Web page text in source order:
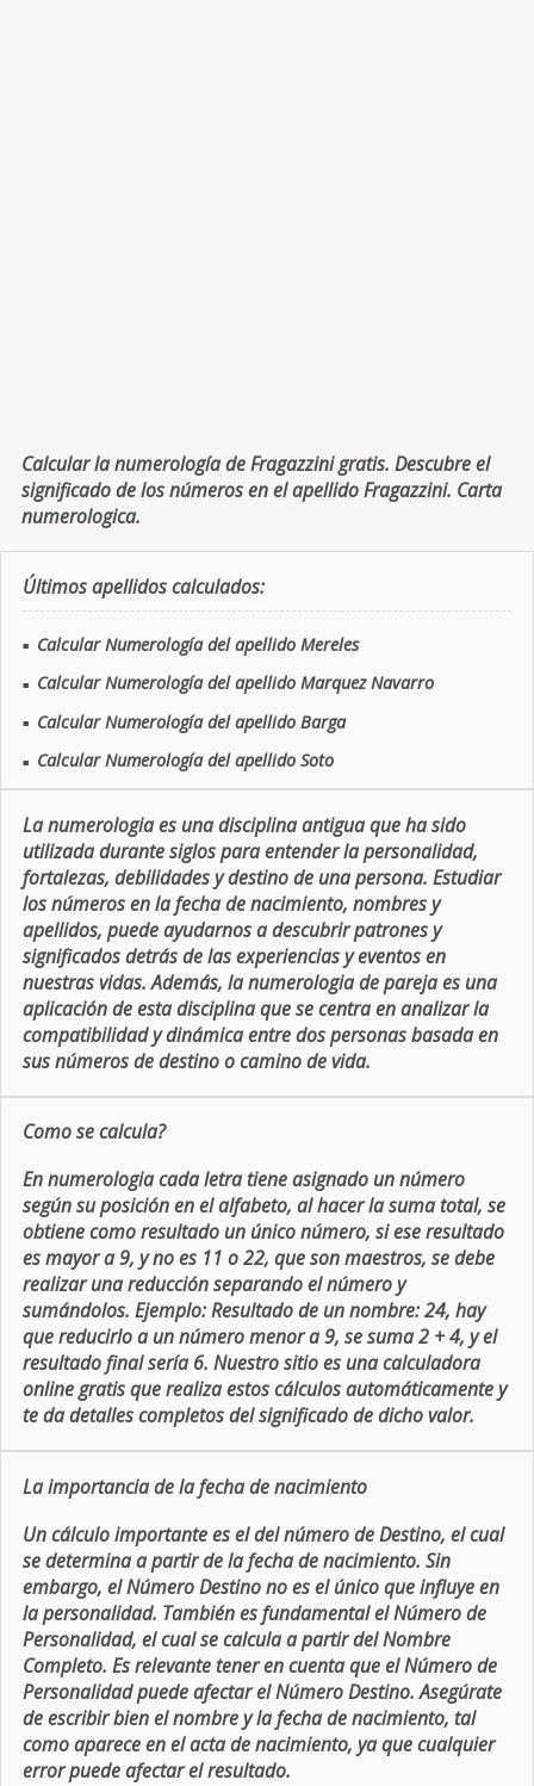
Calcular la numerología de Fragazzini gratis. Descubre el
significado de los números en el apellido Fragazzini. Carta
numerologica.
Últimos apellidos calculados:
■ Calcular Numerología del apellido Mereles
■ Calcular Numerología del apellido Marquez Navarro
■ Calcular Numerología del apellido Barga
■ Calcular Numerología del apellido Soto
La numerologia es una disciplina antigua que ha sido
utilizada durante siglos para entender la personalidad,
fortalezas, debilidades y destino de una persona. Estudiar
los números en la fecha de nacimiento, nombres y
apellidos, puede ayudarnos a descubrir patrones y
significados detrás de las experiencias y eventos en
nuestras vidas. Además, la numerologia de pareja es una
aplicación de esta disciplina que se centra en analizar la
compatibilidad y dinámica entre dos personas basada en
sus números de destino o camino de vida.
Como se calcula?
En numerologia cada letra tiene asignado un número
según su posición en el alfabeto, al hacer la suma total, se
obtiene como resultado un único número, si ese resultado
es mayor a 9, y no es 11 o 22, que son maestros, se debe
realizar una reducción separando el número y
sumándolos. Ejemplo: Resultado de un nombre: 24, hay
que reducirlo a un número menor a 9, se suma 2 + 4, y el
resultado final sería 6. Nuestro sitio es una calculadora
online gratis que realiza estos cálculos automáticamente y
te da detalles completos del significado de dicho valor.
La importancia de la fecha de nacimiento
Un cálculo importante es el del número de Destino, el cual
se determina a partir de la fecha de nacimiento. Sin
embargo, el Número Destino no es el único que influye en
la personalidad. También es fundamental el Número de
Personalidad, el cual se calcula a partir del Nombre
Completo. Es relevante tener en cuenta que el Número de
Personalidad puede afectar el Número Destino. Asegúrate
de escribir bien el nombre y la fecha de nacimiento, tal
como aparece en el acta de nacimiento, ya que cualquier
error puede afectar el resultado.